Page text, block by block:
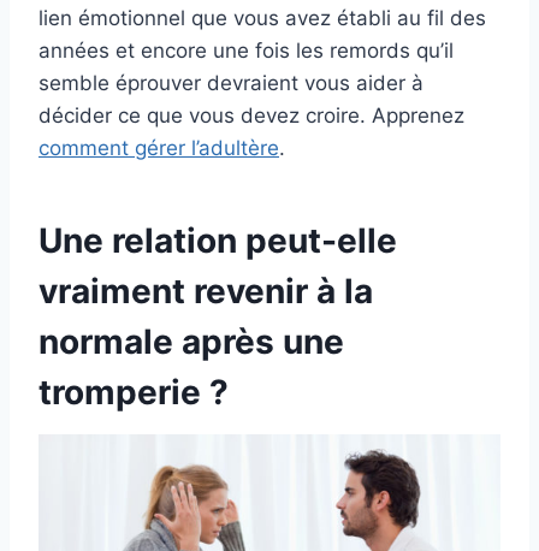
lien émotionnel que vous avez établi au fil des
années et encore une fois les remords qu’il
semble éprouver devraient vous aider à
décider ce que vous devez croire. Apprenez
comment gérer l’adultère.
Une relation peut-elle
vraiment revenir à la
normale après une
tromperie ?